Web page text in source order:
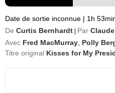
Date de sortie inconnue | 1h
De Curtis Bernhardt Par
Avec Fred MacMurray Polly
Titre original Kisses for My